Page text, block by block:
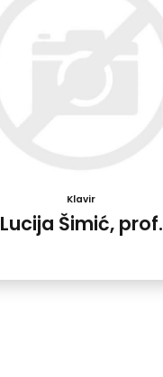
Klavir
Lucija Šimić, prof.